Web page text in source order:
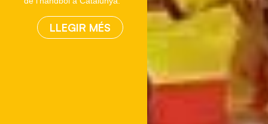
LLEGIR MÉS